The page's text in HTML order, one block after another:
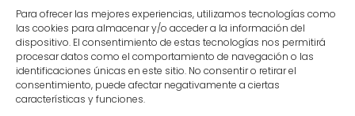
Para ofrecer las mejores experiencias, utilizamos tecnologías como
las cookies para almacenar y/o acceder a la información del
dispositivo. El consentimiento de estas tecnologías nos permitirá
procesar datos como el comportamiento de navegación o las
identificaciones únicas en este sitio. No consentir o retirar el
consentimiento, puede afectar negativamente a ciertas
características y funciones.
Contacto
+34 617 32 37 96
+34 963 529 904
info@clinicaurologiaalcala.com
cita@clinicaurologiaalcala.com